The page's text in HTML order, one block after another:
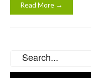
Read More →